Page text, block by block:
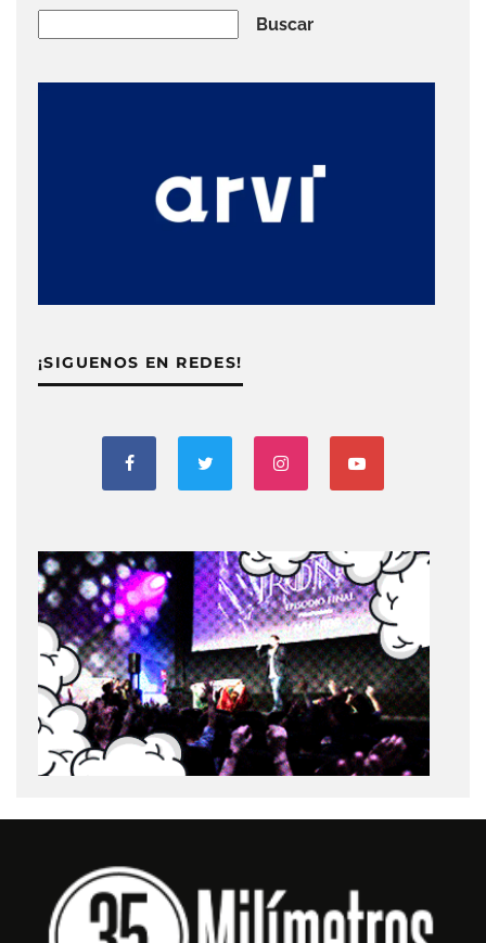
Buscar
¡SIGUENOS EN REDES!